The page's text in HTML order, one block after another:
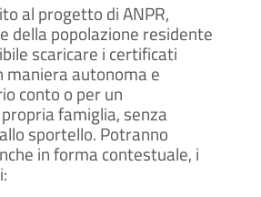
al progetto di ANPR,
della popolazione residente
scaricare i certificati
maniera autonoma e
conto o per un
famiglia, senza
sportello. Potranno
in forma contestuale, i